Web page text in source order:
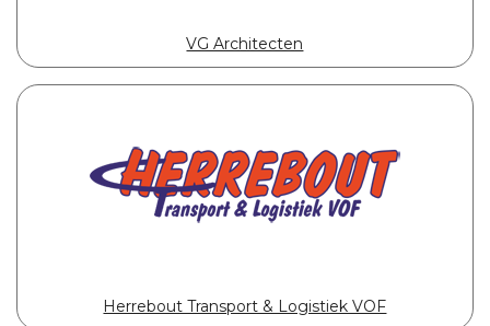
VG Architecten
Herrebout Transport & Logistiek VOF